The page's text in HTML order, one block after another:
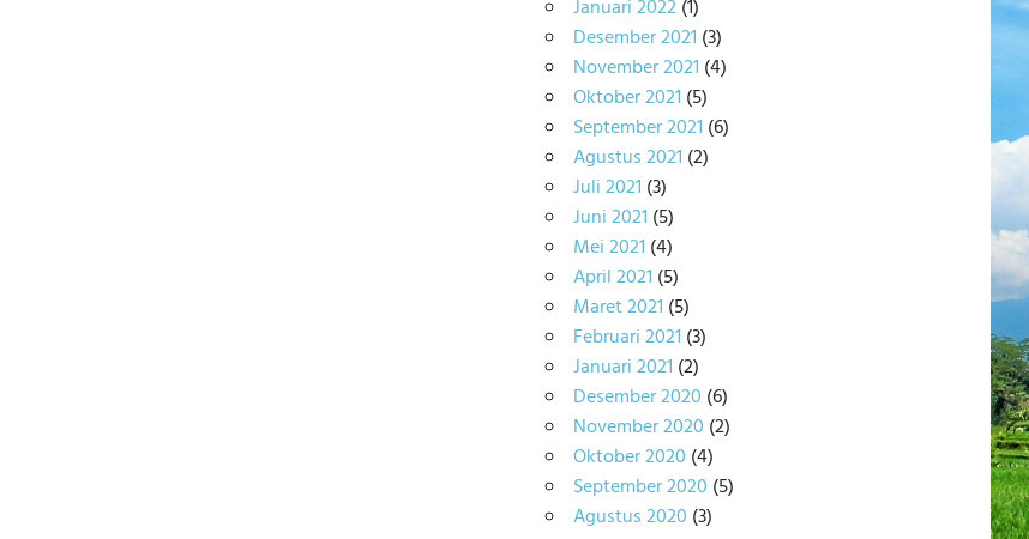
Januari 2022(1)
Desember 2021 (3)
November 2021 (4)
Oktober 2021 (5)
September 2021 (6)
Agustus 2021 (2)
Juli 2021 (3)
Juni 2021 (5)
Mei 2021 (4)
April 2021 (5)
Maret 2021 (5)
Februari 2021 (3)
Januari 2021 (2)
Desember 2020 (6)
November 2020 (2)
Oktober 2020 (4)
September 2020 (5)
Agustus 2020 (3)